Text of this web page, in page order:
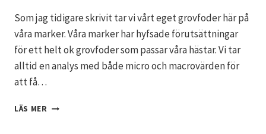
Som jag tidigare skrivit tar vi vårt eget grovfoder här på
våra marker. Våra marker har hyfsade förutsättningar
för ett helt ok grovfoder som passar våra hästar. Vi tar
alltid en analys med både micro och macrovärden för
att få…
LÄS MER HUR